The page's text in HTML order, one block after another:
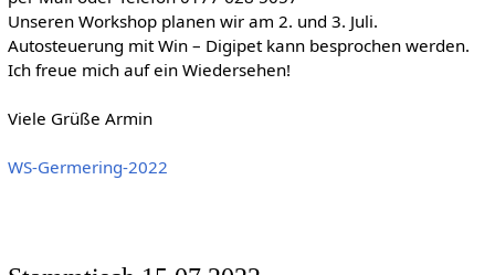
Unseren Workshop planen wir am 2. und 3. Juli.
Autosteuerung mit Win – Digipet kann besprochen werden.
Ich freue mich auf ein Wiedersehen!
Viele Grüße Armin
WS-Germering-2022